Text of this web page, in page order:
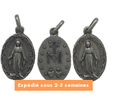
Expédié sous 2-3 semaines